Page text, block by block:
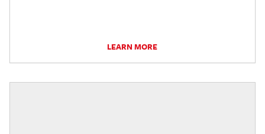
LEARN MORE